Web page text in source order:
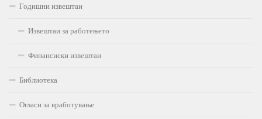
Годишни извештаи
Извештаи за работењето
Финансиски извештаи
Библиотека
Огласи за вработување